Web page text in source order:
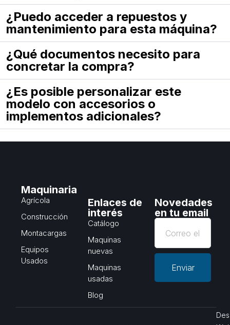
¿Puedo acceder a repuestos y
mantenimiento para esta máquina?
¿Qué documentos necesito para
concretar la compra?
¿Es posible personalizar este
modelo con accesorios o
implementos adicionales?
Maquinaria
Agrícola
Construcción
Montacargas
Equipos
Usados
Enlaces de
interés
Catálogo
Maquinas
nuevas
Maquinas
usadas
Blog
Novedades
en tu email
Enviar